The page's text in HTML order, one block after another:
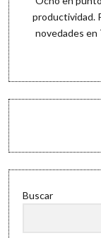
productividad.
novedades en
Buscar